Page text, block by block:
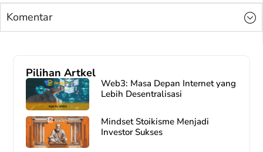
Komentar
Pilihan Artkel
Web3: Masa Depan Internet yang
Lebih Desentralisasi
Mindset Stoikisme Menjadi
Investor Sukses